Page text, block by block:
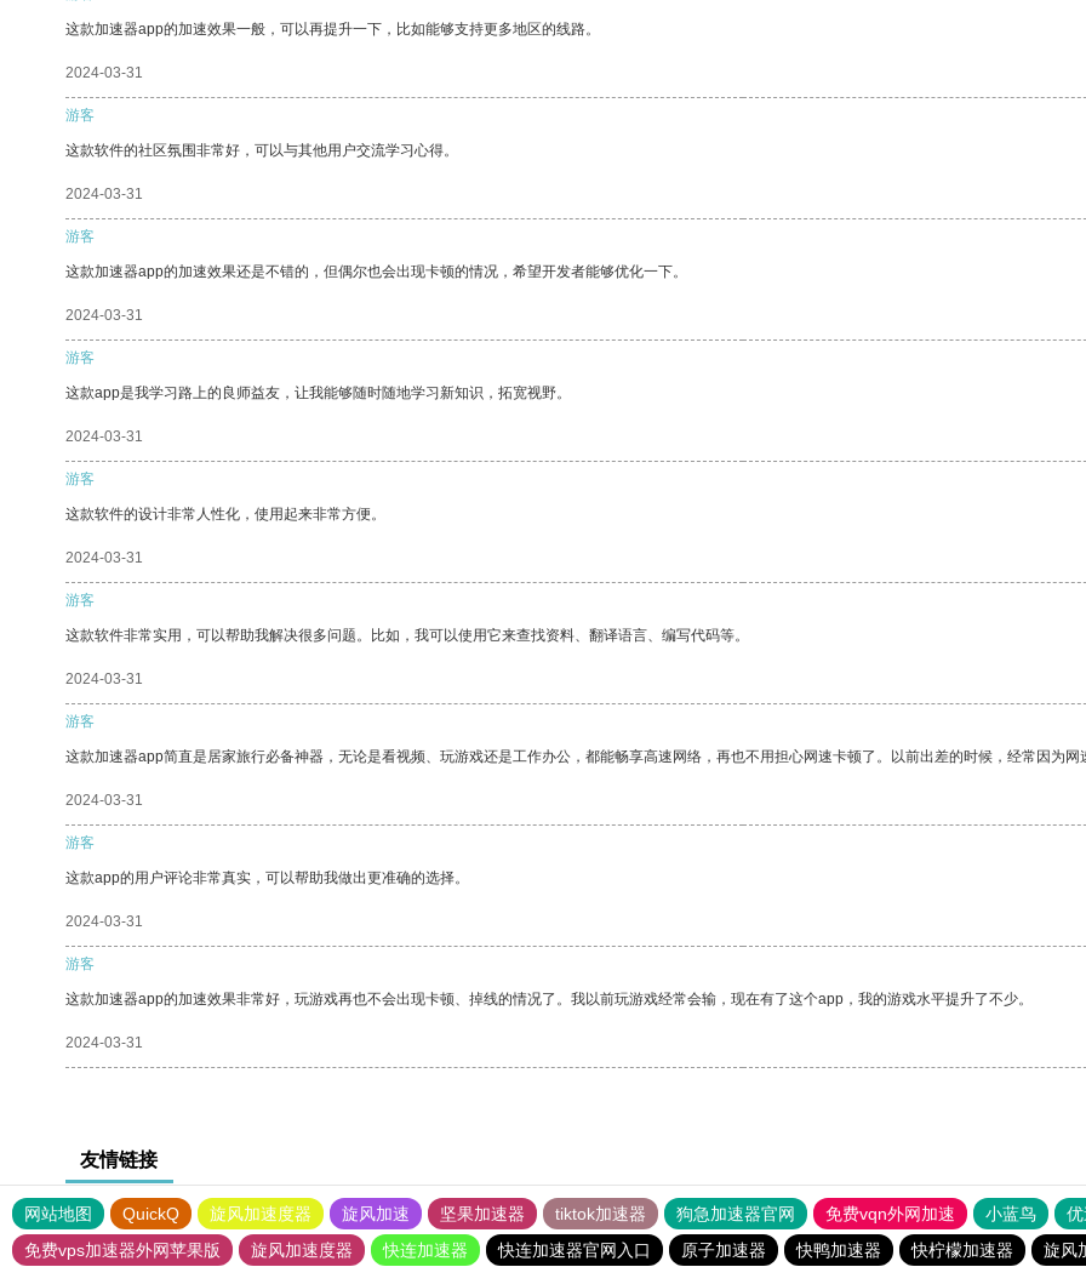
这款加速器app的加速效果一般，可以再提升一下，比如能够支持更多地区的线路。
2024-03-31
游客
这款软件的社区氛围非常好，可以与其他用户交流学习心得。
2024-03-31
游客
这款加速器app的加速效果还是不错的，但偶尔也会出现卡顿的情况，希望开发者能够优化一下。
2024-03-31
游客
这款app是我学习路上的良师益友，让我能够随时随地学习新知识，拓宽视野。
2024-03-31
游客
这款软件的设计非常人性化，使用起来非常方便。
2024-03-31
游客
这款软件非常实用，可以帮助我解决很多问题。比如，我可以使用它来查找资料、翻译语言、编写代码等。
2024-03-31
游客
这款加速器app简直是居家旅行必备神器，无论是看视频、玩游戏还是工作办公，都能畅享高速网络，再也不用担心网速卡顿了。以前出差的时候，经常因为
2024-03-31
游客
这款app的用户评论非常真实，可以帮助我做出更准确的选择。
2024-03-31
游客
这款加速器app的加速效果非常好，玩游戏再也不会出现卡顿、掉线的情况了。我以前玩游戏经常会输，现在有了这个app，我的游戏水平提升了不少。
2024-03-31
友情链接
网站地图 QuickQ 旋风加速度器 旋风加速 坚果加速器 tiktok加速器 狗急加速器官网 免费vqn外网加速 小蓝鸟
免费vps加速器外网苹果版
旋风加速度器 快连加速器 快连加速器官网入口 原子加速器 快鸭加速器 快柠檬加速器 旋风